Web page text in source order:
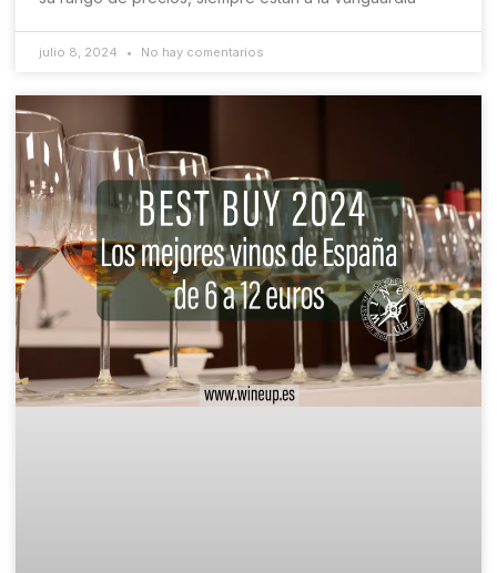
julio 8, 2024 No hay comentarios